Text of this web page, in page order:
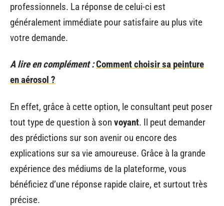
professionnels. La réponse de celui-ci est
généralement immédiate pour satisfaire au plus vite
votre demande.
A lire en complément :Comment choisir sa peinture
en aérosol ?
En effet, grâce à cette option, le consultant peut poser
tout type de question à son voyant. Il peut demander
des prédictions sur son avenir ou encore des
explications sur sa vie amoureuse. Grâce à la grande
expérience des médiums de la plateforme, vous
bénéficiez d’une réponse rapide claire, et surtout très
précise.